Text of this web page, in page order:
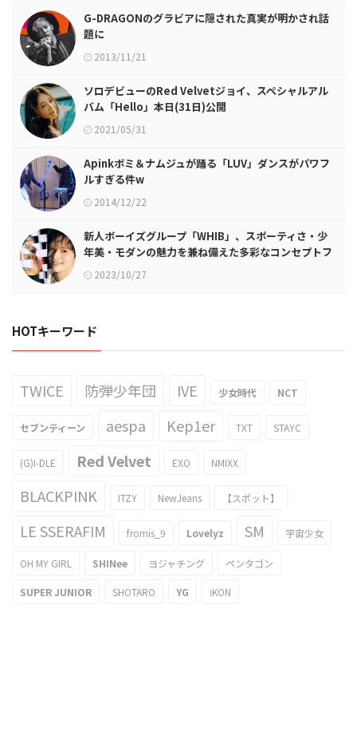
G-DRAGONのグラビアに隠された真実が明かされ話
題に
2013/11/21
ソロデビューのRed Velvetジョイ、スペシャルアル
バム「Hello」本日(31日)公開
2021/05/31
Apinkボミ＆ナムジュが踊る「LUV」ダンスがパワフ
ルすぎる件w
2014/12/22
新人ボーイズグループ「WHIB」、スポーティさ・少
年美・モダンの魅力を兼ね備えた多彩なコンセプトフ
ォト公開！
2023/10/27
HOTキーワード
TWICE 防弾少年団 IVE 少女時代 NCT
セブンティーン aespa Kep1er TXT STAYC
(G)I-DLE Red Velvet EXO NMIXX
BLACKPINK ITZY NewJeans 【スポット】
LE SSERAFIM fromis_9 Lovelyz SM 宇宙少女
OH MY GIRL SHINee ヨジャチング ペンタゴン
SUPER JUNIOR SHOTARO YG iKON